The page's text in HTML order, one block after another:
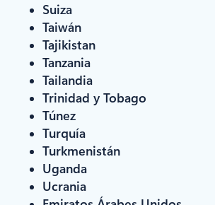
Suiza
Taiwán
Tajikistan
Tanzania
Tailandia
Trinidad y Tobago
Túnez
Turquía
Turkmenistán
Uganda
Ucrania